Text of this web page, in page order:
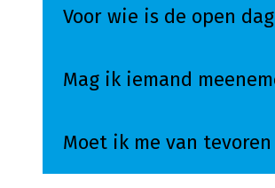
Voor wie is de open
Mag ik iemand
Moet ik me van